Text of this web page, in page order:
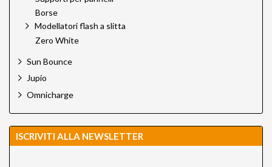
Borse
Modellatori flash a slitta
Zero White
Sun Bounce
Jupio
Omnicharge
ISCRIVITI ALLA NEWSLETTER